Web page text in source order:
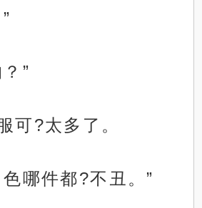
”
可?太多了。
哪件都?不丑。”